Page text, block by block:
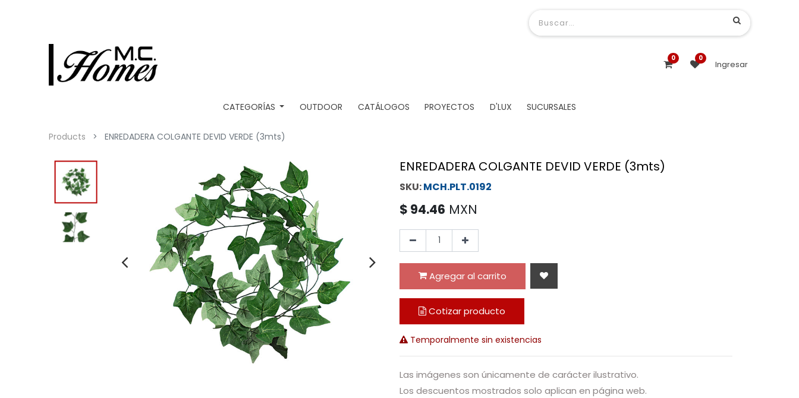
0 0
Ingresar
CATEGORÍAS OUTDOOR CATÁLOGOS PROYECTOS D'LUX SUCURSALES
Products ENREDADERA COLGANTE DEVID VERDE (3mts)
ENREDADERA COLGANTE DEVID VERDE (3mts)
MCH.PLT.0192
$ 94.46 MXN
Agregar al carrito
Cotizar producto
Temporalmente sin existencias
Las imágenes son únicamente de carácter ilustrativo.
Los descuentos mostrados solo aplican en página web.